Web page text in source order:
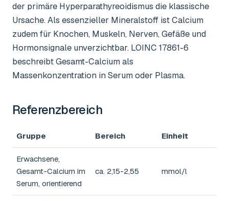
der primäre Hyperparathyreoidismus die klassische
Ursache. Als essenzieller Mineralstoff ist Calcium
zudem für Knochen, Muskeln, Nerven, Gefäße und
Hormonsignale unverzichtbar. LOINC 17861-6
beschreibt Gesamt-Calcium als
Massenkonzentration in Serum oder Plasma.
Referenzbereich
Gruppe Bereich Einheit
Erwachsene,
Gesamt-Calcium im
Serum, orientierend
ca. 2,15-2,55 mmol/l